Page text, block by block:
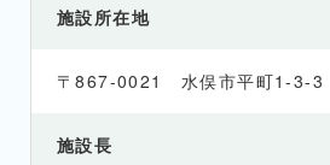
施設所在地
〒867-0021 水俣市平町1-3-3
施設長